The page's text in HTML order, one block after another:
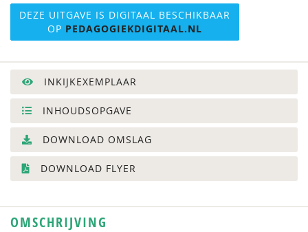
DEZE UITGAVE IS DIGITAAL BESCHIKBAAR
OP PEDAGOGIEKDIGITAAL.NL
INKIJKEXEMPLAAR
INHOUDSOPGAVE
DOWNLOAD OMSLAG
DOWNLOAD FLYER
OMSCHRIJVING